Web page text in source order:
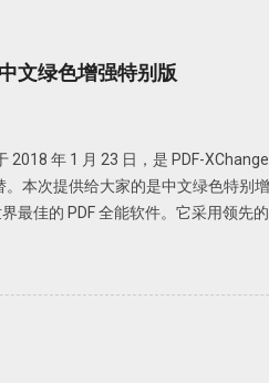
文绿色增强特别版
2018 年 1 月 23 日，是 PDF-
本次提供给大家的是中文绿色特别
最佳的 PDF 全能软件。它采用领先
使用； 中文界面； 特别版，可选择
中为主程序，解压到一个目录中。
。此时是免费版，有一定广告，功
，解压到 PDF-XChange Viewer 的目
文件中是破解论据，根据自己操作